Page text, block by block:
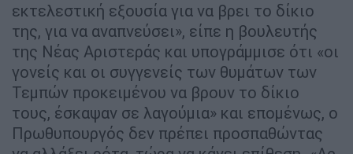
εκτελεστική εξουσία για να βρει το δίκιο
της, για να αναπνεύσει», είπε η βουλευτής
της Νέας Αριστεράς και υπογράμμισε ότι «οι
γονείς και οι συγγενείς των θυμάτων των
Τεμπών προκειμένου να βρουν το δίκιο
τους, έσκαψαν σε λαγούμια» και επομένως, ο
Πρωθυπουργός δεν πρέπει προσπαθώντας